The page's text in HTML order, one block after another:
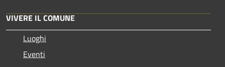
VIVERE IL COMUNE
Luoghi
Eventi